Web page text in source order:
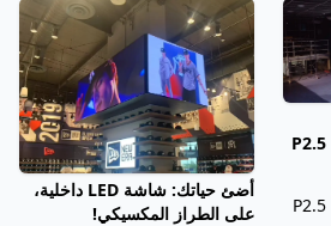
أضئ حياتك: شاشة LED داخلية،
على الطراز المكسيكي!